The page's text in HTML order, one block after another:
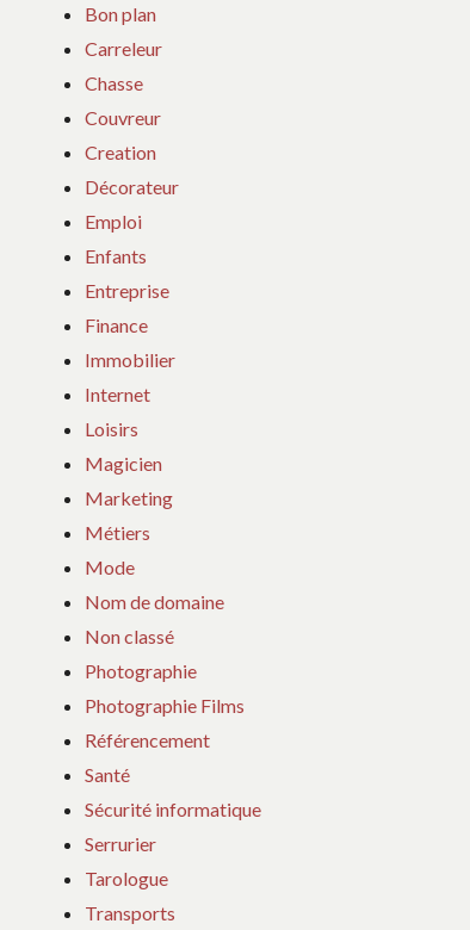
Bon plan
Carreleur
Chasse
Couvreur
Creation
Décorateur
Emploi
Enfants
Entreprise
Finance
Immobilier
Internet
Loisirs
Magicien
Marketing
Métiers
Mode
Nom de domaine
Non classé
Photographie
Photographie Films
Référencement
Santé
Sécurité informatique
Serrurier
Tarologue
Transports